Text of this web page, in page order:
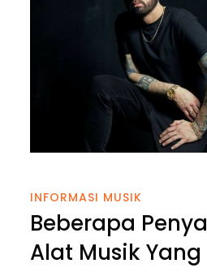
INFORMASI MUSIK
Beberapa
Alat Musik